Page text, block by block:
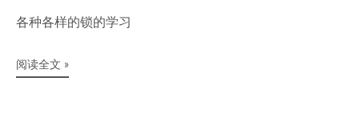
各种各样的锁的学习
阅读全文 »